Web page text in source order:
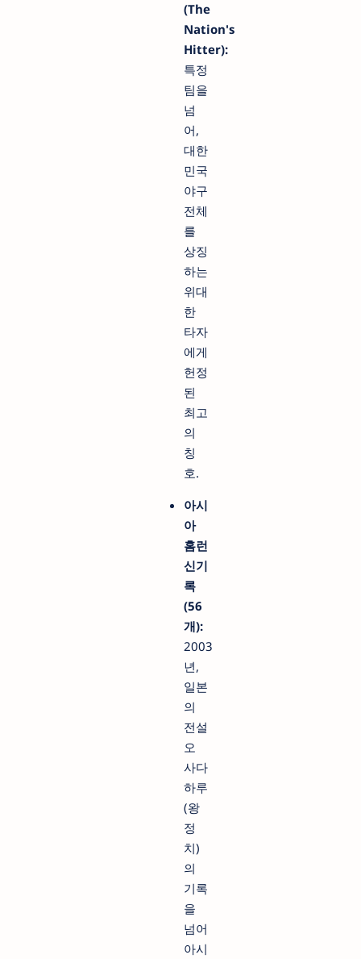
(The
Nation's
Hitter):
특정
팀을
넘
어,
대한
민국
야구
전체
를
상징
하는
위대
한
타자
에게
헌정
된
최고
의
칭
호.
아시
아
홈런
신기
록
(56
개):
2003
년,
일본
의
전설
오
사다
하루
(왕
정
치)
의
기록
을
넘어
아시